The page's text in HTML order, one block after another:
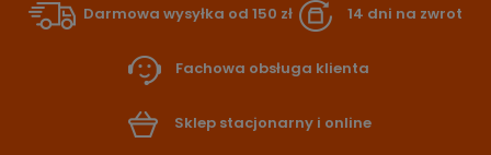
Darmowa wysyłka od 150 zł 14 dni na zwrot
Fachowa obsługa klienta
Sklep stacjonarny i online